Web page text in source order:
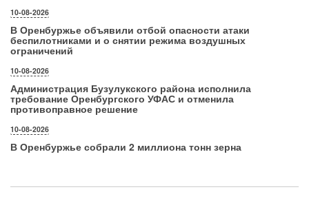
10-08-2026
В Оренбуржье объявили отбой опасности атаки
беспилотниками и о снятии режима воздушных
ограничений
10-08-2026
Администрация Бузулукского района исполнила
требование Оренбургского УФАС и отменила
противоправное решение
10-08-2026
В Оренбуржье собрали 2 миллиона тонн зерна